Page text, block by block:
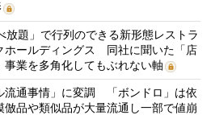
放題」で行列のできる新形態レストラ
ホールディングス 同社に聞いた「店
業を多角化してもぶれない軸
流通事情」に変調 「ボンドロ」は依
品や類似品が大量流通し一部で値崩